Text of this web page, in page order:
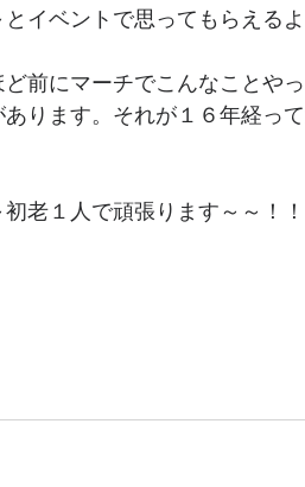
イベントで思ってもらえる
前にマーチでこんなことや
ります。それが１６年経っ
老１人で頑張ります～～！！